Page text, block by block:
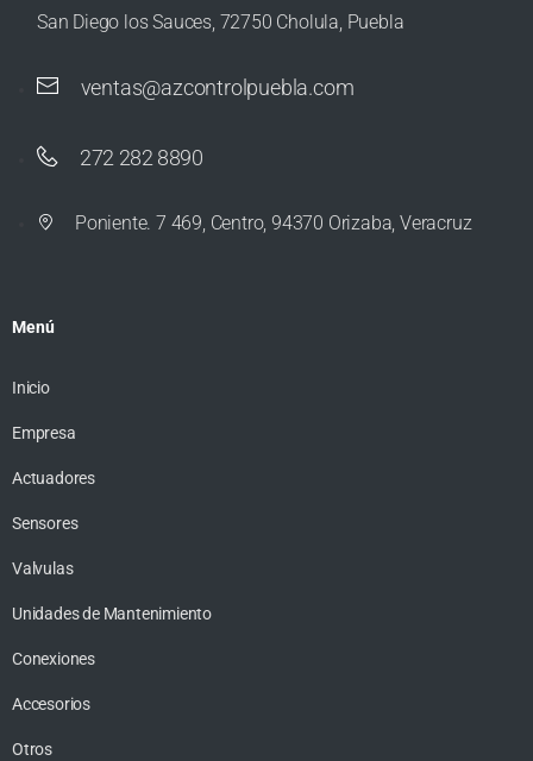
San Diego los Sauces, 72750 Cholula, Puebla
ventas@azcontrolpuebla.com
272 282 8890
Poniente. 7 469, Centro, 94370 Orizaba, Veracruz
Menú
Inicio
Empresa
Actuadores
Sensores
Valvulas
Unidades de Mantenimiento
Conexiones
Accesorios
Otros